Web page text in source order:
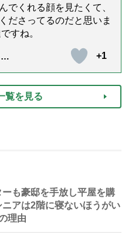
でくれる顔を見たくて、
ださってるのだと思いま
すね。
+1
覧を見る
ーも豪邸を手放し平屋を購
ニアは2階に寝ないほうがい
理由